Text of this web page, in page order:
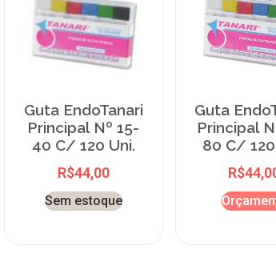
Guta EndoTanari
Principal Nº 15-
40 C/ 120 Uni.
R$44,00
Sem estoque
Guta
Principal
80 C/
R$